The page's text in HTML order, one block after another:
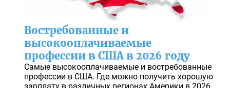
Востребованные и
высокооплачиваемые
профессии в США в 2026 году
Самые высокооплачиваемые и востребованные
профессии в США. Где можно получить хорошую